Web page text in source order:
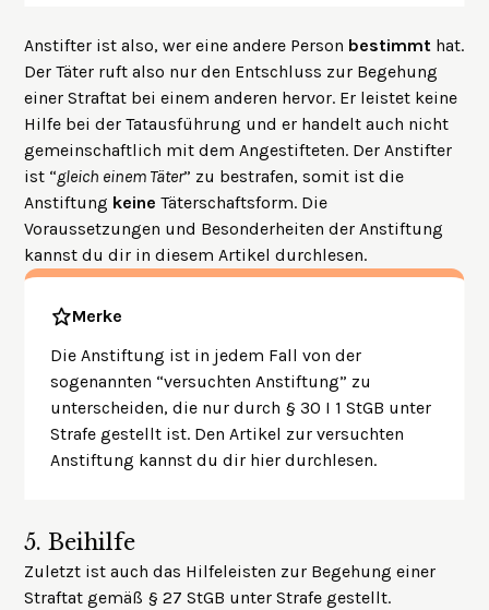
Anstifter ist also, wer eine andere Person bestimmt hat.
Der Täter ruft also nur den Entschluss zur Begehung
einer Straftat bei einem anderen hervor. Er leistet keine
Hilfe bei der Tatausführung und er handelt auch nicht
gemeinschaftlich mit dem Angestifteten. Der Anstifter
ist “gleich einem Täter” zu bestrafen, somit ist die
Anstiftung keine Täterschaftsform. Die
Voraussetzungen und Besonderheiten der Anstiftung
kannst du dir indiesem Artikeldurchlesen.
Merke
Die Anstiftung ist in jedem Fall von der
sogenannten “versuchten Anstiftung” zu
unterscheiden, die nur durch § 30 I 1 StGB unter
Strafe gestellt ist. Den Artikel zur versuchten
Anstiftung kannst du dir hier durchlesen.
5. Beihilfe
Zuletzt ist auch das Hilfeleisten zur Begehung einer
Straftat gemäß § 27 StGB unter Strafe gestellt.